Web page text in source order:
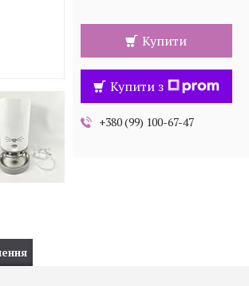
Купити
Купити з
+380 (99) 100-67-47